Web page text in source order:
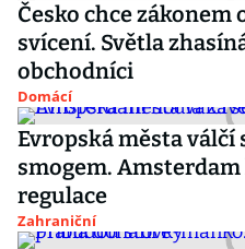
Česko chce
svícení. Světla
obchodníci
Domácí
Evropská města válčí
smogem.
regulace
Zahraniční